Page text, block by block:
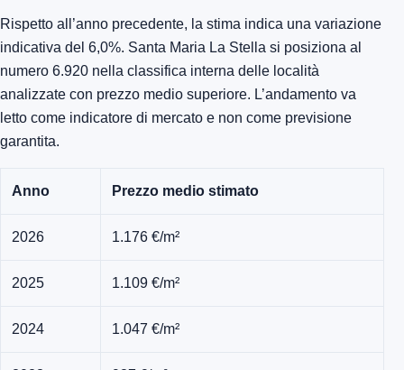
Rispetto all’anno precedente, la stima indica una variazione
indicativa del 6,0%. Santa Maria La Stella si posiziona al
numero 6.920 nella classifica interna delle località
analizzate con prezzo medio superiore. L’andamento va
letto come indicatore di mercato e non come previsione
garantita.
Anno Prezzo medio stimato
2026 1.176 €/m²
2025 1.109 €/m²
2024 1.047 €/m²